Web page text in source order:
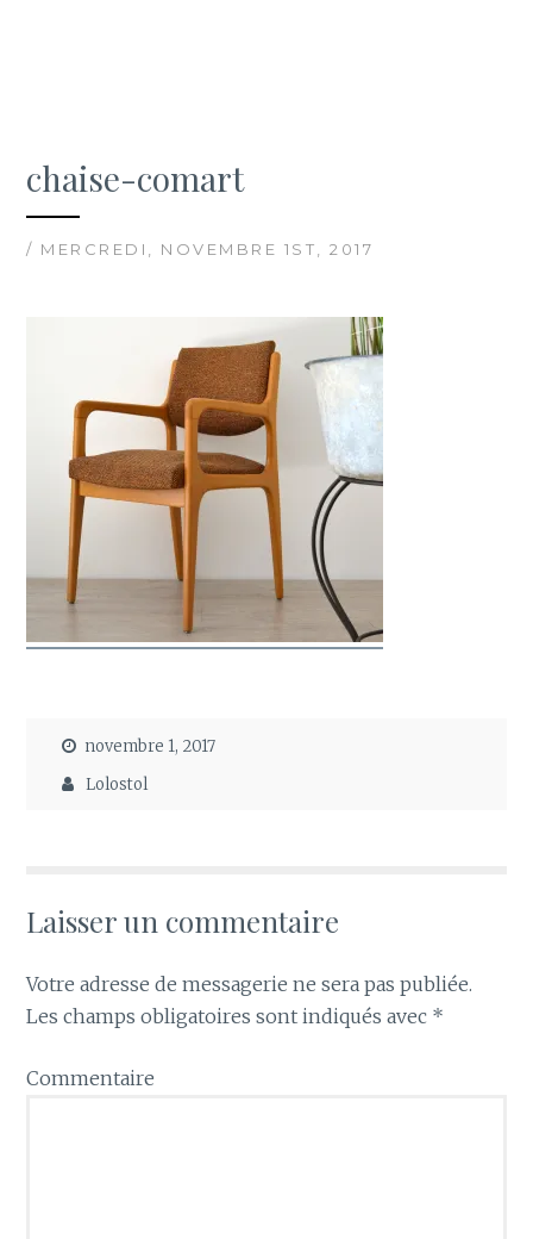
chaise-comart
/ MERCREDI, NOVEMBRE 1ST, 2017
novembre 1, 2017
Lolostol
Laisser un commentaire
Votre adresse de messagerie ne sera pas publiée.
Les champs obligatoires sont indiqués avec *
Commentaire